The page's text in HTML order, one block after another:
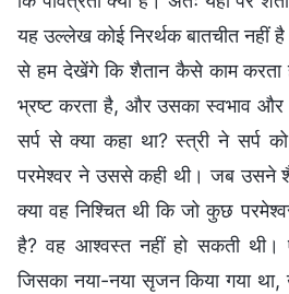
यह उल्लेख कोई निरर्थक बातचीत नहीं
से हम देखेंगे कि शैतान कैसे काम करता
भ्रष्ट करता है, और उसका स्वभाव और
सर्प से क्या कहा था? स्त्री ने सर्प
परमेश्वर ने उससे कही थी। जब उसने
क्या वह निश्चित थी कि जो कुछ
है? वह आश्वस्त नहीं हो सकती
जिसका नया-नया सृजन किया गया